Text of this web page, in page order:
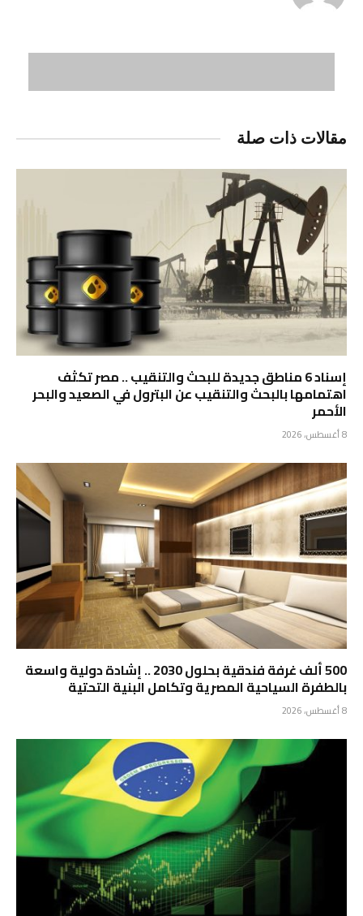
مقالات ذات صلة
إسناد 6 مناطق جديدة للبحث والتنقيب .. مصر تكثف
اهتمامها بالبحث والتنقيب عن البترول في الصعيد والبحر
الأحمر
8 أغسطس، 2026
500 ألف غرفة فندقية بحلول 2030 .. إشادة دولية واسعة
بالطفرة السياحية المصرية وتكامل البنية التحتية
8 أغسطس، 2026